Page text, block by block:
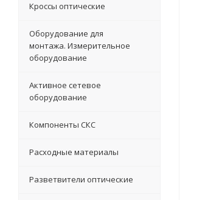
Кроссы оптические
Оборудование для
монтажа. Измерительное
оборудование
Активное сетевое
оборудование
Компоненты СКС
Расходные материалы
Разветвители оптические